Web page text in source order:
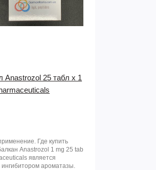
Anastrozol 25 табл х 1
Где купить
Anastrozol 1 mg 25 tab
является
ароматазы.